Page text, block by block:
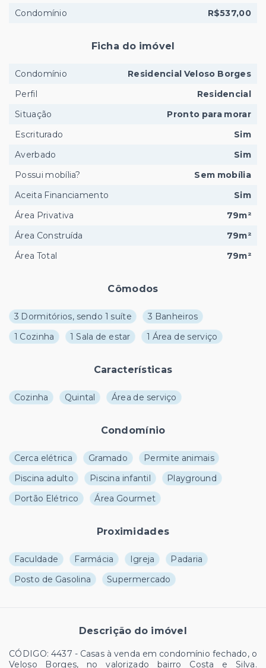
Cômodos
3 Dormitórios, sendo 1 suíte
3 Banheiros
1 Cozinha
1 Sala de estar 1 Área de serviço
Características
Cozinha Quintal Área de serviço
Condomínio
Cerca elétrica Gramado
Permite animais
Piscina adulto
Piscina infantil
Playground
Portão Elétrico
Área Gourmet
Proximidades
Faculdade Farmácia Igreja
Padaria
Posto de Gasolina
Supermercado
Descrição do imóvel
CÓDIGO: 4437 - Casas à venda em condomínio fechado, o
Veloso Borges, no valorizado bairro Costa e Silva.
Condomínio R$537,00
Ficha do imóvel
Condomínio
Residencial Veloso Borges
Perfil
Residencial
Situação
Pronto para morar
Escriturado
Sim
Averbado
Sim
Possui mobília?
Sem mobília
Aceita Financiamento
Sim
Área Privativa
79m²
Área Construída
79m²
Área Total
79m²